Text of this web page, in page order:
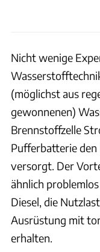
Nicht wenige
(möglichst aus
gewonnenen)
Brennstoffzelle
Pufferbatterie
versorgt. Der
ähnlich
Diesel, die
Ausrüstung mit
erhalten.